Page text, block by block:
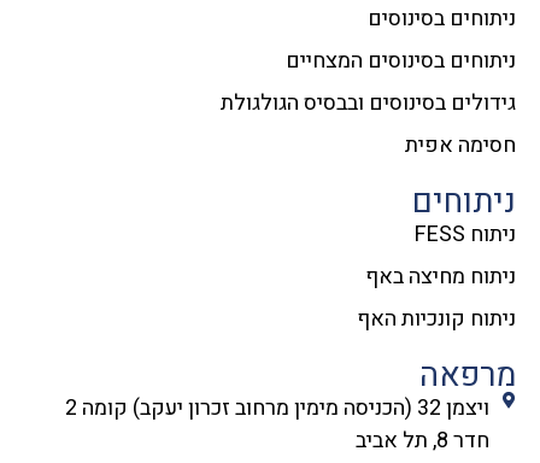
ניתוחים בסינוסים
ניתוחים בסינוסים המצחיים
גידולים בסינוסים ובבסיס הגולגולת
חסימה אפית
ניתוחים
ניתוח FESS
ניתוח מחיצה באף
ניתוח קונכיות האף
מרפאה
ויצמן 32 (הכניסה מימין מרחוב זכרון יעקב) קומה 2
חדר 8, תל אביב